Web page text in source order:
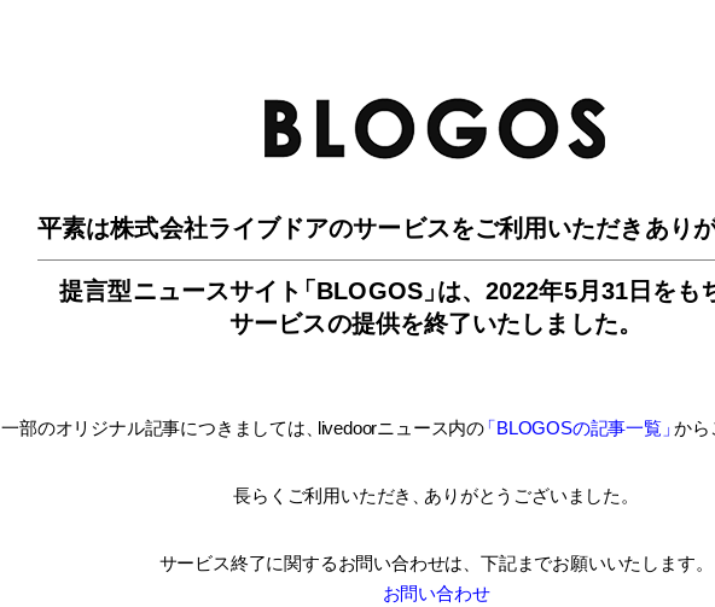
平素は株式会社ライブドアのサービスをご利用いただきあり
提言型ニュースサイ ト「BLOGOS」は、2022年5月31日をも
サービスの提供を終了いたしました。
一部のオリジナル記事につきましては livedoorニュース内の「BLOGOSの記事一覧」 から
長らくご利用いただき ありがとうございました。
サービス終了に関するお問い合わせは、 下記までお願いいたします。
お問い合わせ